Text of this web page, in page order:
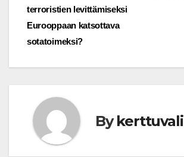
terroristien levittämiseksi
Eurooppaan katsottava
sotatoimeksi?
Bykerttuvali